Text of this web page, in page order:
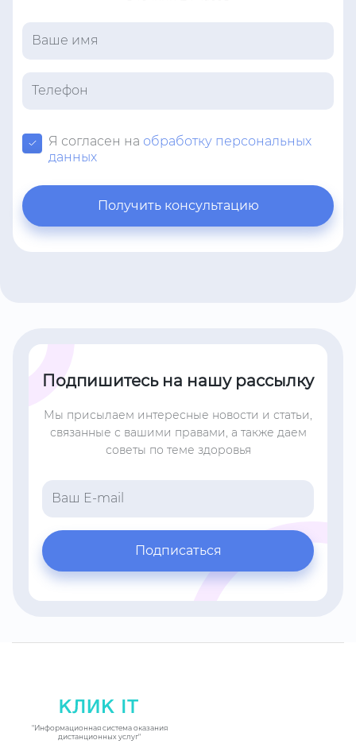
Я согласен на обработку персональных
данных
Получить консультацию
Подпишитесь на нашу рассылку
Мы присылаем интересные новости и статьи,
связанные с вашими правами, а также даем
советы по теме здоровья
Подписаться
"Информационная система оказания
дистанционных услуг"